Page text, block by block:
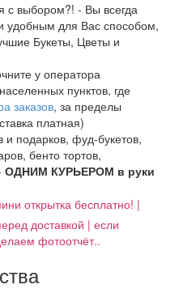
с выбором?! - Вы всегда
удобным для Вас способом,
Букеты, Цветы и
у оператора
пунктов, где
заказов, за пределы
платная)
и подарков, фуд-букетов,
бенто тортов,
ОДНИМ КУРЬЕРОМ в руки
открытка бесплатно! |
доставкой | если
фотоотчёт..